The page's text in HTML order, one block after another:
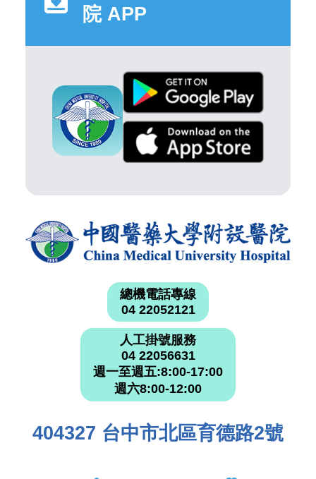
院 APP
總機電話專線
04 22052121
人工掛號服務
04 22056631
週一至週五:8:00-17:00
週六8:00-12:00
404327 台中市北區育德路2號